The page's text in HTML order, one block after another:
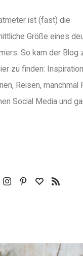
ist (fast) die
Größe eines
So kam der Blog
zu finden:
Reisen, manchmal
Social Media und